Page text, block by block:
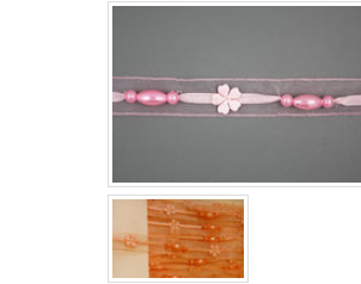
Obchodné podmienky
Ochrana osobných údajov
KATEGÓRIE PRODUKTOV